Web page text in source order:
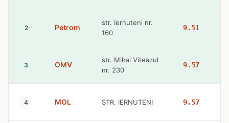
2 Petrom
str. Iernuteni nr.
160
9.51
3 OMV
str. Mihai Viteazul
nr. 230
9.57
4 MOL STR. IERNUTENI 9.57